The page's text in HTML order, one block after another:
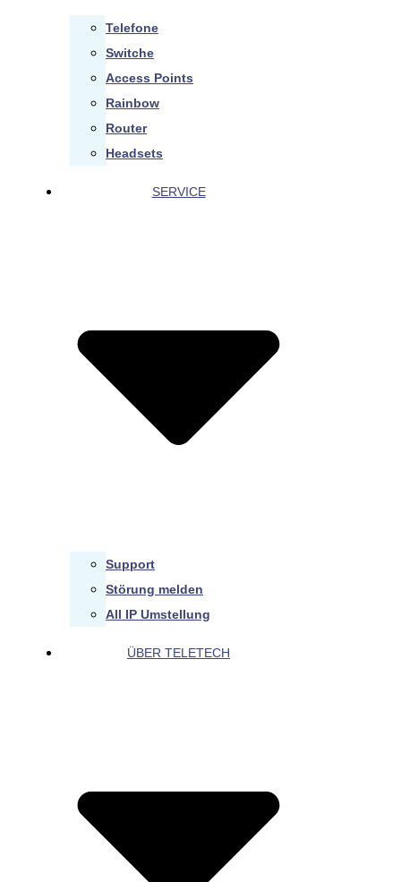
Telefone
Switche
Access Points
Rainbow
Router
Headsets
SERVICE
Support
Störung melden
All IP Umstellung
ÜBER TELETECH